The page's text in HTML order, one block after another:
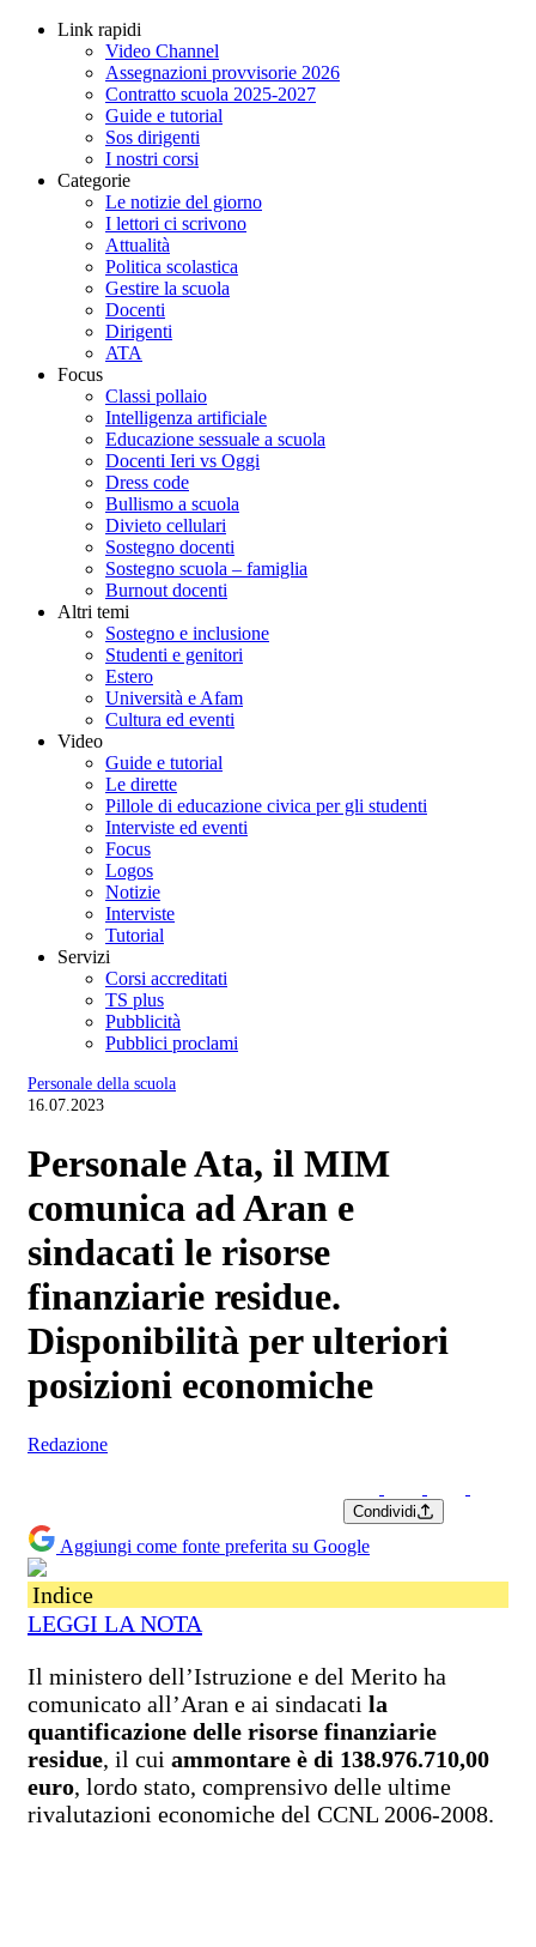
Link rapidi
Video Channel
Assegnazioni provvisorie 2026
Contratto scuola 2025-2027
Guide e tutorial
Sos dirigenti
I nostri corsi
Categorie
Le notizie del giorno
I lettori ci scrivono
Attualità
Politica scolastica
Gestire la scuola
Docenti
Dirigenti
ATA
Focus
Classi pollaio
Intelligenza artificiale
Educazione sessuale a scuola
Docenti Ieri vs Oggi
Dress code
Bullismo a scuola
Divieto cellulari
Sostegno docenti
Sostegno scuola – famiglia
Burnout docenti
Altri temi
Sostegno e inclusione
Studenti e genitori
Estero
Università e Afam
Cultura ed eventi
Video
Guide e tutorial
Le dirette
Pillole di educazione civica per gli studenti
Interviste ed eventi
Focus
Logos
Notizie
Interviste
Tutorial
Servizi
Corsi accreditati
TS plus
Pubblicità
Pubblici proclami
Personale della scuola
16.07.2023
Personale Ata, il MIM
comunica ad Aran e
sindacati le risorse
finanziarie residue.
Disponibilità per ulteriori
posizioni economiche
Redazione
Condividi
Aggiungi come fonte preferita su Google
Indice
LEGGI LA NOTA
Il ministero dell’Istruzione e del Merito ha
comunicato all’Aran e ai sindacati la
quantificazione delle risorse finanziarie
residue, il cui ammontare è di 138.976.710,00
euro, lordo stato, comprensivo delle ultime
rivalutazioni economiche del CCNL 2006-2008.